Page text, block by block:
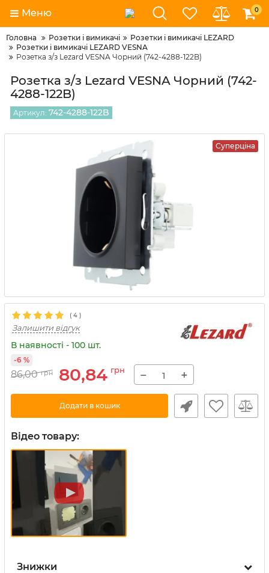
Меню 0
Головна Розетки і вимикачі
Розетки і вимикачі LEZARD
Розетки і вимикачі LEZARD VESNA
Розетка з/з Lezard VESNA Чорний (742-4288-122B)
Розетка з/з Lezard VESNA Чорний (742-
4288-122B)
Артикул: 742-4288-122B
Суперціна
( 4 )
Залишити відгук
В наявності - 100 шт.
86,00 грн 80,84 грн
-6 %
− +
Додати в кошик
Відео товару:
Знижки